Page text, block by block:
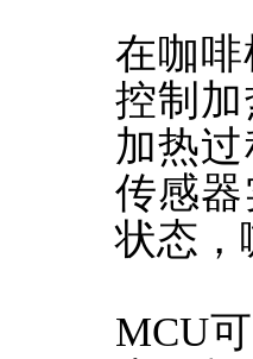
在咖
控制
加热
传感
状态，
MCU